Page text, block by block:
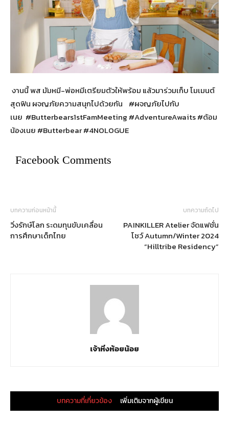
งานนี้ พส มัมหมี-พ่อหมีเตรียมตัวให้พร้อม แล้วมาร่วมเก็บ โมเมนต์
สุดฟิน ผจญภัยความสนุกไปด้วยกัน #ผจญภัยไปกับ
เนย #Butterbears1stFamMeeting #AdventureAwaits #ด้อม
น้องเนย #Butterbear #4NOLOGUE
Facebook Comments
บทความก่อนหน้านี้
วิ่งรักษ์โลก ระดมทุนขับเคลื่อน
การศึกษาเด็กไทย
บทความถัดไป
PAINKILLER Atelier จัดแฟชั่น
โชว์ Autumn/Winter 2024
“Hilltribe Residency”
เจ้าหิ่งห้อยน้อย
บทความที่เกี่ยวข้อง เพิ่มเติมจากผู้เขียน